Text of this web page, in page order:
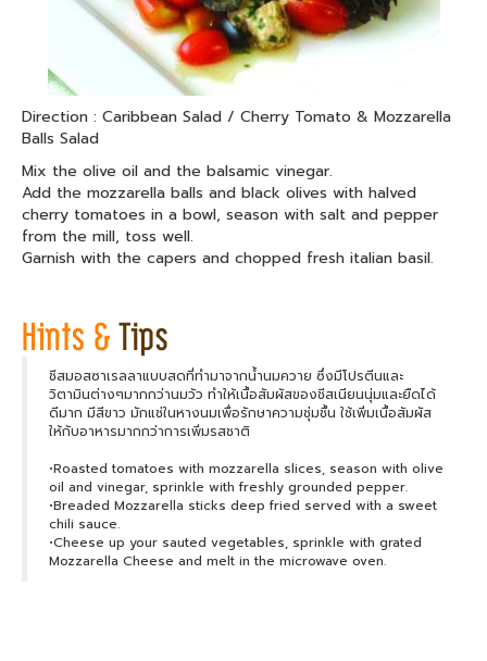
Direction : Caribbean Salad / Cherry Tomato & Mozzarella
Balls Salad
Mix the olive oil and the balsamic vinegar.
Add the mozzarella balls and black olives with halved
cherry tomatoes in a bowl, season with salt and pepper
from the mill, toss well.
Garnish with the capers and chopped fresh italian basil.
ชีสมอสซาเรลลาแบบสดที่ทำมาจากน้ำนมควาย ซึ่งมีโปรตีนและ
วิตามินต่างๆมากกว่านมวัว ทำให้เนื้อสัมผัสของชีสเนียนนุ่มและยืดได้
ดีมาก มีสีขาว มักแช่ในหางนมเพื่อรักษาความชุ่มชื้น ใช้เพิ่มเนื้อสัมผัส
ให้กับอาหารมากกว่าการเพิ่มรสชาติ
•Roasted tomatoes with mozzarella slices, season with olive
oil and vinegar, sprinkle with freshly grounded pepper.
•Breaded Mozzarella sticks deep fried served with a sweet
chili sauce.
•Cheese up your sauted vegetables, sprinkle with grated
Mozzarella Cheese and melt in the microwave oven.